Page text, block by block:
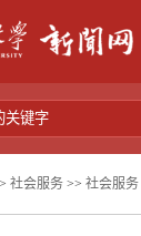
社会服务 >> 社会服务